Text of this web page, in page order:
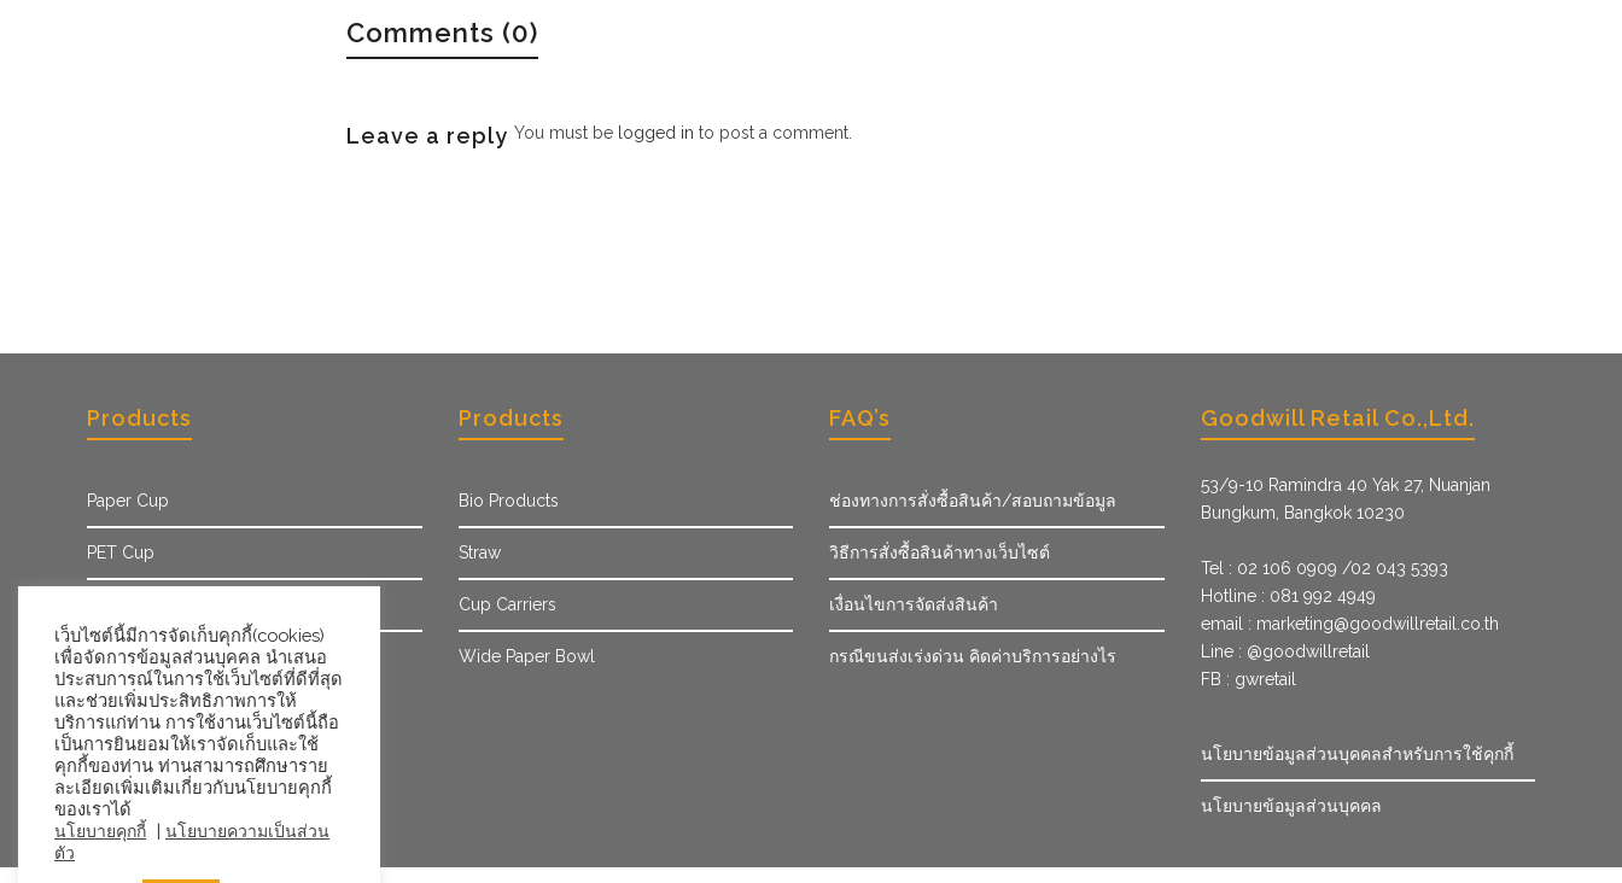
Comments (0)
Leave a reply You must be logged in to post a comment.
Products
Paper Cup
PET Cup
Ice Cream Cup/Tub
Products
Bio Products
Straw
Cup Carriers
Wide Paper Bowl
FAQ’s
ช่องทางการสั่งซื้อสินค้า/สอบถามข้อมูล
วิธีการสั่งซื้อสินค้าทางเว็บไซต์
เงื่อนไขการจัดส่งสินค้า
กรณีขนส่งเร่งด่วน คิดค่าบริการอย่างไร
Goodwill Retail Co.,Ltd.
53/9­-10 Ramindra 40 Yak 27, Nuanjan
Bungkum, Bangkok 10230
Tel : 02 106 0909 /02 043 5393
Hotline : 081 992 4949
email : marketing@goodwillretail.co.th
Line : @goodwillretail
FB : gwretail
นโยบายข้อมูลส่วนบุคคลสำหรับการใช้คุกกี้
นโยบายข้อมูลส่วนบุคคล
เว็บไซต์นี้มีการจัดเก็บคุกกี้(cookies)
เพื่อจัดการข้อมูลส่วนบุคคล นำเสนอ
ประสบการณ์ในการใช้เว็บไซต์ที่ดีที่สุด
และช่วยเพิ่มประสิทธิภาพการให้
บริการแก่ท่าน การใช้งานเว็บไซต์นี้ถือ
เป็นการยินยอมให้เราจัดเก็บและใช้
คุกกี้ของท่าน ท่านสามารถศึกษาราย
ละเอียดเพิ่มเติมเกี่ยวกับนโยบายคุกกี้
ของเราได้
นโยบายคุกกี้ | นโยบายความเป็นส่วน
ตัว